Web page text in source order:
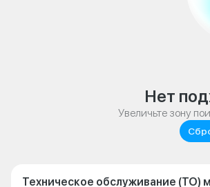
Нет
Увеличьте зону
Техническое обслуживание (ТО)